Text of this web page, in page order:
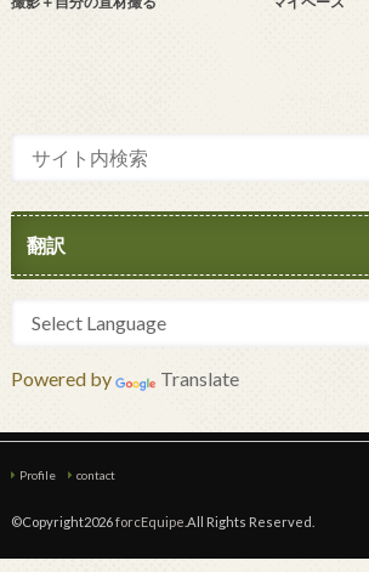
翻訳
Powered by Translate
Profile contact
©Copyright2026forcEquipe .All Rights Reserved.